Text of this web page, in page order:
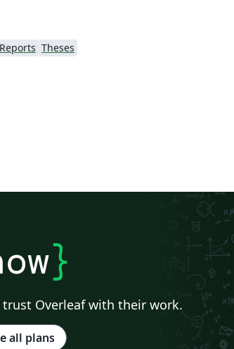
Reports Theses
}
Overleaf with their work.
all plans